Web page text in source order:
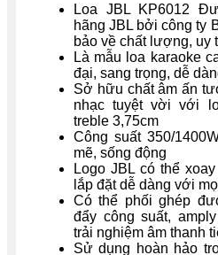
Loa JBL KP6012
hãng JBL bởi công ty
bảo về chất lượng,
Là mẫu loa karaoke
đại, sang trọng, dễ
Sở hữu chất âm ấn
nhạc tuyệt vời với
treble 3,75cm
Công suất 350/
mẽ, sống động
Logo JBL có thể
lắp đặt dễ dàng với
Có thể phối ghép
đẩy công suất,
trải nghiệm âm thanh
Sử dụng hoàn hảo